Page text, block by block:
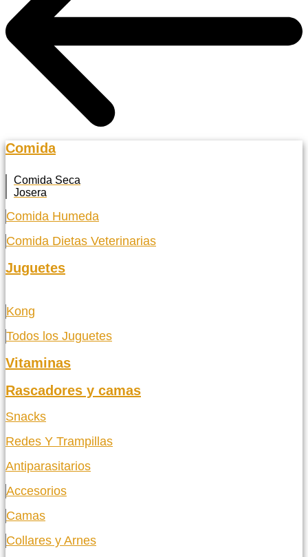
Comida
Comida Seca
Josera
Comida Humeda
Comida Dietas Veterinarias
Juguetes
Kong
Todos los Juguetes
Vitaminas
Rascadores y camas
Snacks
Redes Y Trampillas
Antiparasitarios
Accesorios
Camas
Collares y Arnes